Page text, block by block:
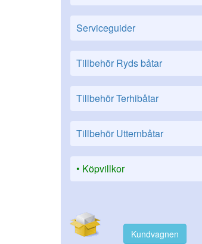
Serviceguider
Tillbehör Ryds båtar
Tillbehör Terhibåtar
Tillbehör Utternbåtar
Köpvillkor
Kundvagnen